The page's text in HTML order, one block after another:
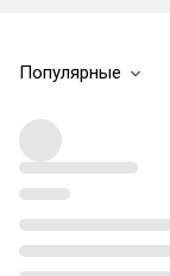
Популярные